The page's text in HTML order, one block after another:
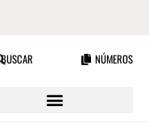
BUSCAR NÚMEROS